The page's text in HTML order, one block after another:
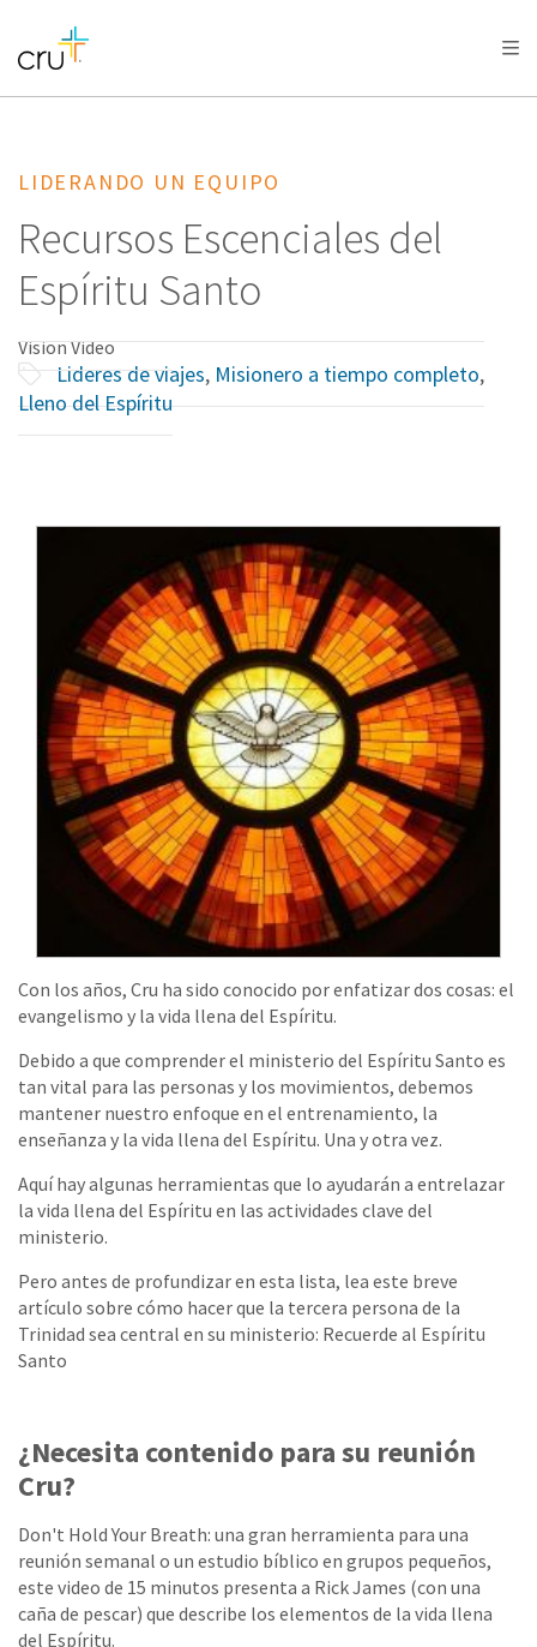
AFRICA
AMERICA / CARIBBEAN
OCEANIA
LIDERANDO UN EQUIPO
Recursos Escenciales del
Espíritu Santo
Vision Video
Lideres de viajes, Misionero a tiempo completo,
Lleno del Espíritu
Con los años, Cru ha sido conocido por enfatizar dos cosas: el
evangelismo y la vida llena del Espíritu.
Debido a que comprender el ministerio del Espíritu Santo es
tan vital para las personas y los movimientos, debemos
mantener nuestro enfoque en el entrenamiento, la
enseñanza y la vida llena del Espíritu. Una y otra vez.
Aquí hay algunas herramientas que lo ayudarán a entrelazar
la vida llena del Espíritu en las actividades clave del
ministerio.
Pero antes de profundizar en esta lista, lea este breve
artículo sobre cómo hacer que la tercera persona de la
Trinidad sea central en su ministerio: Recuerde al Espíritu
Santo
¿Necesita contenido para su reunión
Cru?
Don't Hold Your Breath: una gran herramienta para una
reunión semanal o un estudio bíblico en grupos pequeños,
este video de 15 minutos presenta a Rick James (con una
caña de pescar) que describe los elementos de la vida llena
del Espíritu.